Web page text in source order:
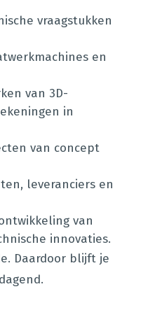
vraagstukken
en
van 3D-
in
van concept
leveranciers en
van
innovaties.
Daardoor blijft je